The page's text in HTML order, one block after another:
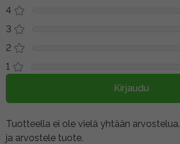
4
3
2
1
Kirjaudu
Tuotteella ei ole vielä yhtään arvostelua.
ja arvostele tuote.